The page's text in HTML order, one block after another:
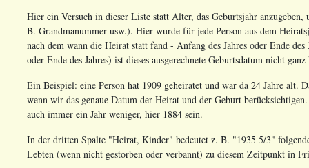
Hier ein Versuch in dieser Liste statt Alter, das Geburtsjahr
B. Grandmanummer usw.). Hier wurde für jede Person aus dem
nach dem wann die Heirat statt fand - Anfang des Jahres oder Ende
oder Ende des Jahres) ist dieses ausgerechnete Geburtsdatum nicht
Ein Beispiel: eine Person hat 1909 geheiratet und war da 24 Jahre alt.
wenn wir das genaue Datum der Heirat und der Geburt
auch immer ein Jahr weniger, hier 1884 sein.
In der dritten Spalte "Heirat, Kinder" bedeutet z. B. "1935 5/3"
Lebten (wenn nicht gestorben oder verbannt) zu diesem Zeitpunkt in